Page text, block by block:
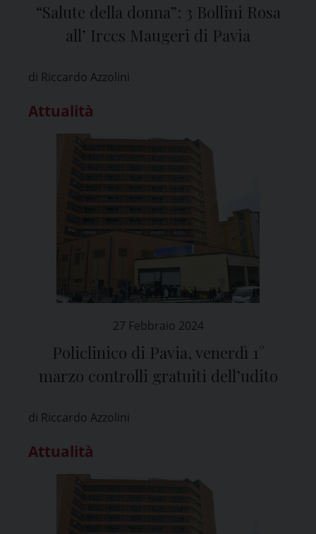
“Salute della donna”: 3 Bollini Rosa
all’ Irccs Maugeri di Pavia
di Riccardo Azzolini
Attualità
27 Febbraio 2024
Policlinico di Pavia, venerdì 1°
marzo controlli gratuiti dell’udito
di Riccardo Azzolini
Attualità